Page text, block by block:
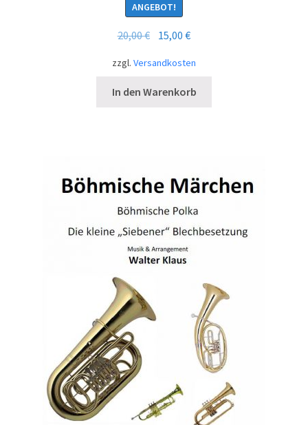
ANGEBOT!
20,00€ Ursprünglicher
war:
20,00 €
15,00€Aktueller
ist:
15,00 €.
zzgl. Versandkosten
In den Warenkorb